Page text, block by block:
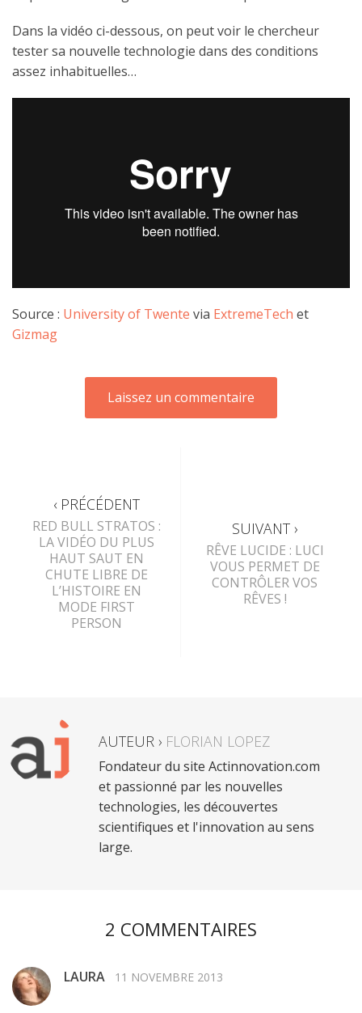
Dans la vidéo ci-dessous, on peut voir le chercheur
tester sa nouvelle technologie dans des conditions
assez inhabituelles…
Source : University of Twente via ExtremeTech et
Gizmag
‹ PRÉCÉDENT
RED BULL STRATOS :
LA VIDÉO DU PLUS
HAUT SAUT EN
CHUTE LIBRE DE
L’HISTOIRE EN
MODE FIRST
PERSON
SUIVANT ›
RÊVE LUCIDE : LUCI
VOUS PERMET DE
CONTRÔLER VOS
RÊVES !
AUTEUR › FLORIAN LOPEZ
Fondateur du site Actinnovation.com
et passionné par les nouvelles
technologies, les découvertes
scientifiques et l'innovation au sens
large.
2 COMMENTAIRES
LAURA 11 NOVEMBRE 2013